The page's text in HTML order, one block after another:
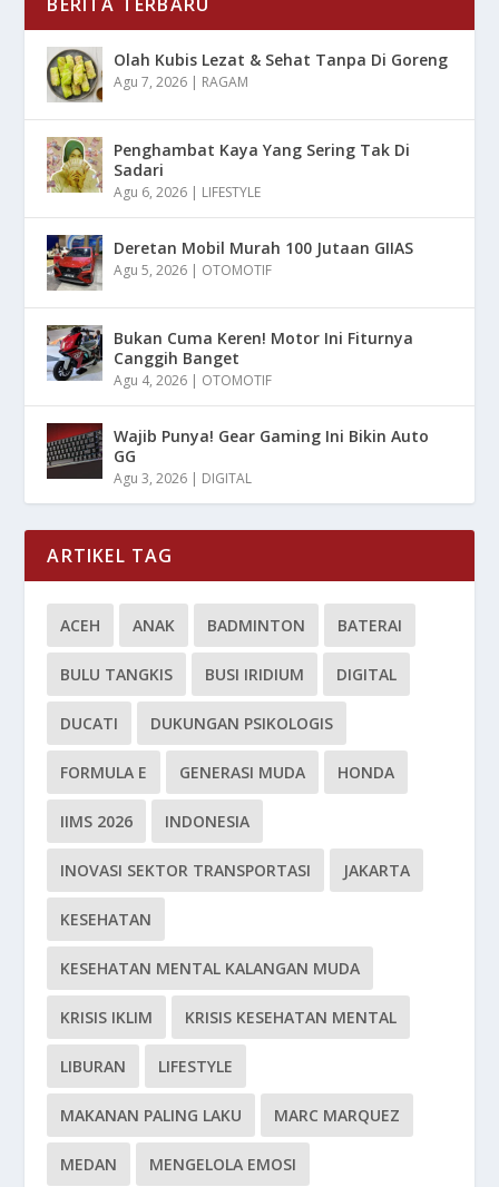
Olah Kubis Lezat & Sehat Tanpa Di Goreng
Agu 7, 2026 | RAGAM
Penghambat Kaya Yang Sering Tak Di
Sadari
Agu 6, 2026 | LIFESTYLE
Deretan Mobil Murah 100 Jutaan GIIAS
Agu 5, 2026 | OTOMOTIF
Bukan Cuma Keren! Motor Ini Fiturnya
Canggih Banget
Agu 4, 2026 | OTOMOTIF
Wajib Punya! Gear Gaming Ini Bikin Auto
GG
Agu 3, 2026 | DIGITAL
ARTIKEL TAG
ACEH ANAK BADMINTON BATERAI
BULU TANGKIS BUSI IRIDIUM DIGITAL
DUCATI DUKUNGAN PSIKOLOGIS
FORMULA E GENERASI MUDA HONDA
IIMS 2026 INDONESIA
INOVASI SEKTOR TRANSPORTASI JAKARTA
KESEHATAN
KESEHATAN MENTAL KALANGAN MUDA
KRISIS IKLIM KRISIS KESEHATAN MENTAL
LIBURAN LIFESTYLE
MAKANAN PALING LAKU MARC MARQUEZ
MEDAN MENGELOLA EMOSI